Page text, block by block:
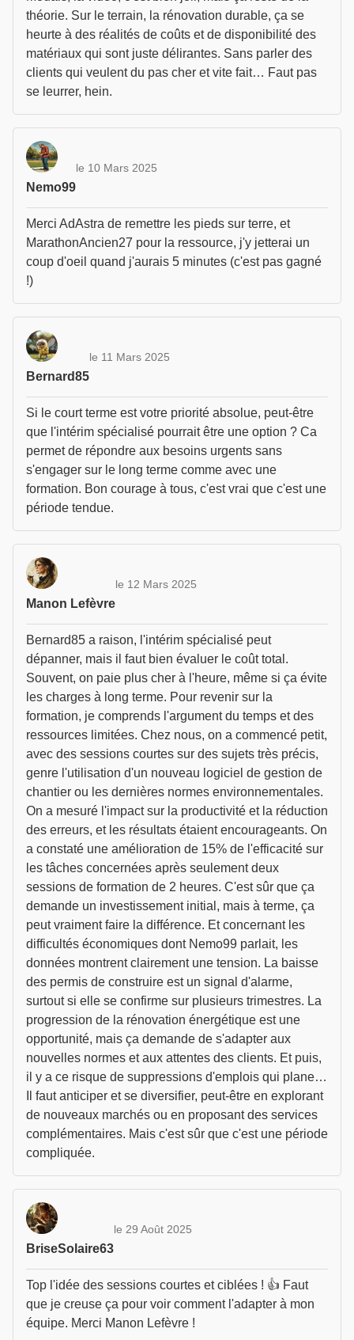
théorie. Sur le terrain, la rénovation durable, ça se
heurte à des réalités de coûts et de disponibilité des
matériaux qui sont juste délirantes. Sans parler des
clients qui veulent du pas cher et vite fait… Faut pas
se leurrer, hein.
Nemo99
le 10 Mars 2025
Merci AdAstra de remettre les pieds sur terre, et
MarathonAncien27 pour la ressource, j'y jetterai un
coup d'oeil quand j'aurais 5 minutes (c'est pas gagné
!)
Bernard85
le 11 Mars 2025
Si le court terme est votre priorité absolue, peut-être
que l'intérim spécialisé pourrait être une option ? Ca
permet de répondre aux besoins urgents sans
s'engager sur le long terme comme avec une
formation. Bon courage à tous, c'est vrai que c'est une
période tendue.
Manon Lefèvre
le 12 Mars 2025
Bernard85 a raison, l'intérim spécialisé peut
dépanner, mais il faut bien évaluer le coût total.
Souvent, on paie plus cher à l'heure, même si ça évite
les charges à long terme. Pour revenir sur la
formation, je comprends l'argument du temps et des
ressources limitées. Chez nous, on a commencé petit,
avec des sessions courtes sur des sujets très précis,
genre l'utilisation d'un nouveau logiciel de gestion de
chantier ou les dernières normes environnementales.
On a mesuré l'impact sur la productivité et la réduction
des erreurs, et les résultats étaient encourageants. On
a constaté une amélioration de 15% de l'efficacité sur
les tâches concernées après seulement deux
sessions de formation de 2 heures. C'est sûr que ça
demande un investissement initial, mais à terme, ça
peut vraiment faire la différence. Et concernant les
difficultés économiques dont Nemo99 parlait, les
données montrent clairement une tension. La baisse
des permis de construire est un signal d'alarme,
surtout si elle se confirme sur plusieurs trimestres. La
progression de la rénovation énergétique est une
opportunité, mais ça demande de s'adapter aux
nouvelles normes et aux attentes des clients. Et puis,
il y a ce risque de suppressions d'emplois qui plane…
Il faut anticiper et se diversifier, peut-être en explorant
de nouveaux marchés ou en proposant des services
complémentaires. Mais c'est sûr que c'est une période
compliquée.
BriseSolaire63
le 29 Août 2025
Top l'idée des sessions courtes et ciblées ! 👍 Faut
que je creuse ça pour voir comment l'adapter à mon
équipe. Merci Manon Lefèvre !